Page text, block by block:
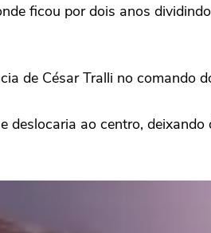
ficou por dois anos dividindo
de César Tralli no comando
ao centro,